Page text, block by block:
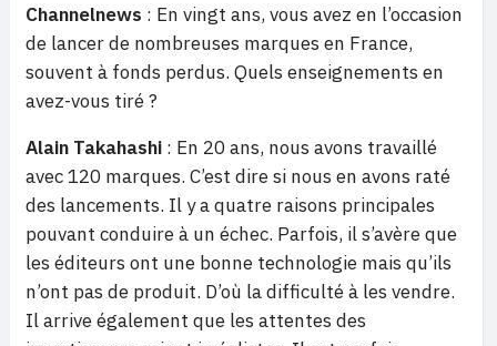
Channelnews : En vingt ans, vous avez en l’occasion
de lancer de nombreuses marques en France,
souvent à fonds perdus. Quels enseignements en
avez-vous tiré ?
Alain Takahashi : En 20 ans, nous avons travaillé
avec 120 marques. C’est dire si nous en avons raté
des lancements. Il y a quatre raisons principales
pouvant conduire à un échec. Parfois, il s’avère que
les éditeurs ont une bonne technologie mais qu’ils
n’ont pas de produit. D’où la difficulté à les vendre.
Il arrive également que les attentes des